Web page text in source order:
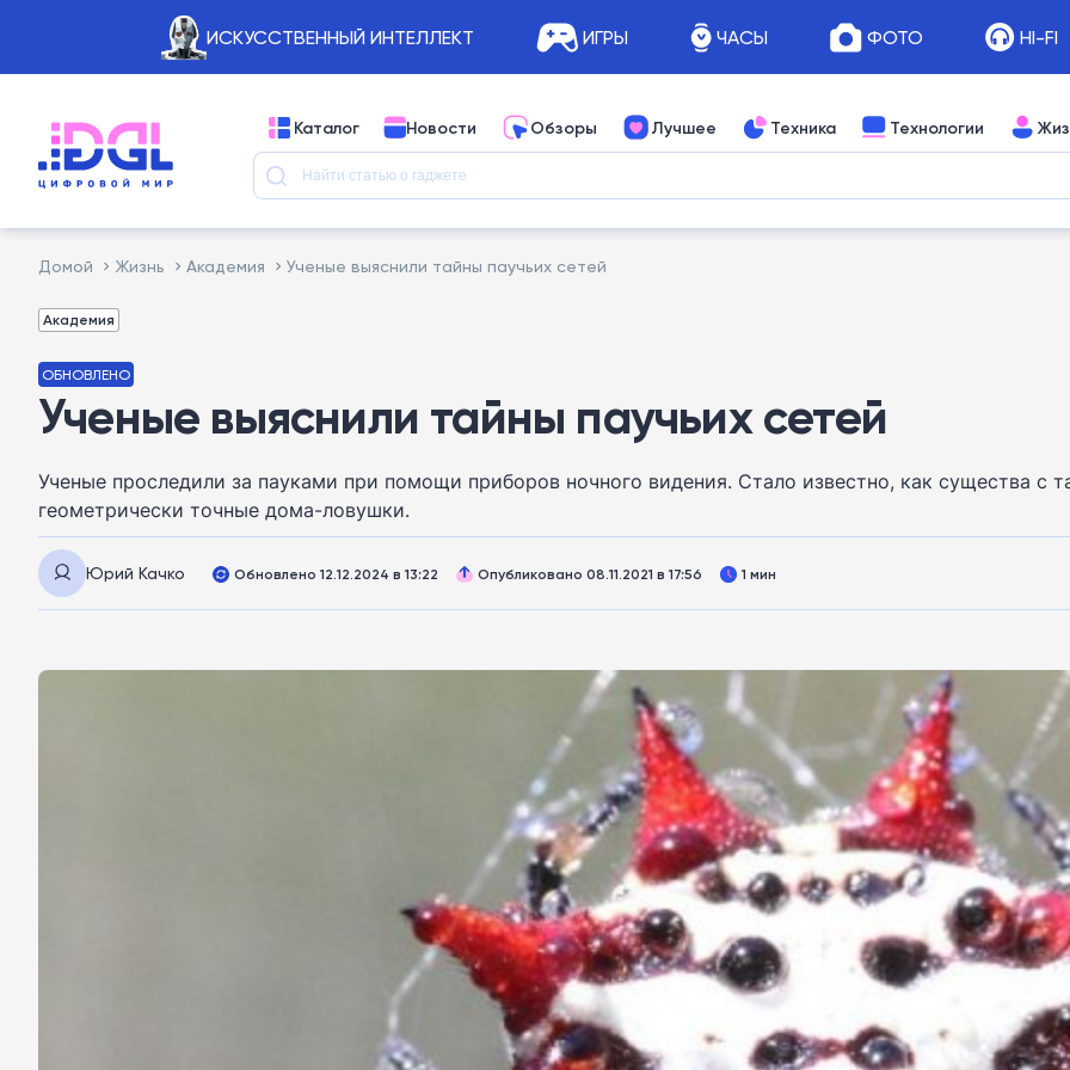
ИСКУССТВЕННЫЙ ИНТЕЛЛЕКТ ИГРЫ ЧАСЫ ФОТО HI-FI
Каталог Новости Обзоры Лучшее Техника Технологии
Домой Жизнь Академия Ученые выяснили тайны паучьих сетей
Академия
ОБНОВЛЕНО
Ученые выяснили тайны паучьих сетей
Ученые проследили за пауками при помощи приборов ночного видения. Стало известно, как существа
геометрически точные дома-ловушки.
Юрий Качко Обновлено 12.12.2024 в 13:22 Опубликовано 08.11.2021 в 17:56 1 мин